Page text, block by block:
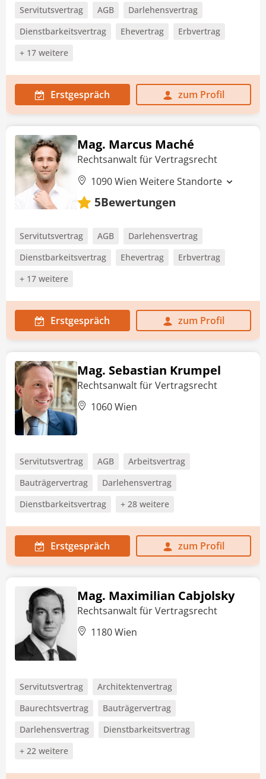
Servitutsvertrag AGB
Darlehensvertrag
Dienstbarkeitsvertrag
Ehevertrag
Erbvertrag
+ 17 weitere
Erstgespräch zum Profil
Mag. Marcus Maché
Rechtsanwalt für Vertragsrecht
1090 Wien Weitere Standorte
5Bewertungen
Servitutsvertrag AGB
Darlehensvertrag
Dienstbarkeitsvertrag
Ehevertrag
Erbvertrag
+ 17 weitere
Erstgespräch zum Profil
Mag. Sebastian Krumpel
Rechtsanwalt für Vertragsrecht
1060 Wien
Servitutsvertrag AGB
Arbeitsvertrag
Bauträgervertrag
Darlehensvertrag
Dienstbarkeitsvertrag
+ 28 weitere
Erstgespräch zum Profil
Mag. Maximilian Cabjolsky
Rechtsanwalt für Vertragsrecht
1180 Wien
Servitutsvertrag
Architektenvertrag
Baurechtsvertrag
Bauträgervertrag
Darlehensvertrag
Dienstbarkeitsvertrag
+ 22 weitere